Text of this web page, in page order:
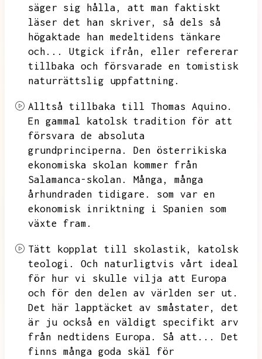
säger sig hålla,
att man faktiskt
läser det han skriver,
så dels så
högaktade han medeltidens tänkare
och...
Utgick ifrån,
eller refererar
tillbaka och försvarade en tomistisk
naturrättslig uppfattning.
Alltså tillbaka till Thomas Aquino.
En gammal katolsk tradition för att
försvara de absoluta
grundprinciperna.
Den österrikiska
ekonomiska skolan kommer från
Salamanca-skolan.
Många,
många
århundraden tidigare.
som var en
ekonomisk inriktning i Spanien som
växte fram.
Tätt kopplat till skolastik,
katolsk
teologi.
Och naturligtvis vårt ideal
för hur vi skulle vilja att Europa
och för den delen av världen ser ut.
Det här lapptäcket av småstater,
det
är ju också en väldigt specifikt arv
från nedtidens Europa.
Så att...
Det
finns många goda skäl för